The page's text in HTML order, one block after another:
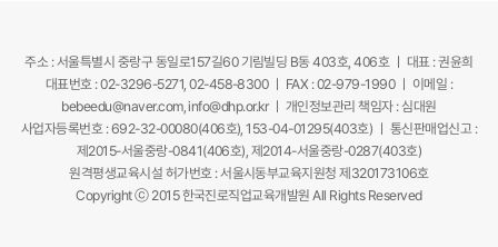
주소 : 서울특별시 중랑구 동일로157길60 기림빌딩 B동 403호, 406호 ㅣ 대표 : 권윤희
대표번호 : 02-3296-5271, 02-458-8300 ㅣ FAX : 02-979-1990 ㅣ 이메일 :
bebeedu@naver.com, info@dhp.or.kr ㅣ 개인정보관리 책임자 : 심대원
사업자등록번호 : 692-32-00080(406호), 153-04-01295(403호) ㅣ 통신판매업신고 :
제2015-서울중랑-0841(406호), 제2014-서울중랑-0287(403호)
원격평생교육시설 허가번호 : 서울시동부교육지원청 제320173106호
Copyright ⓒ 2015 한국진로직업교육개발원 All Rights Reserved